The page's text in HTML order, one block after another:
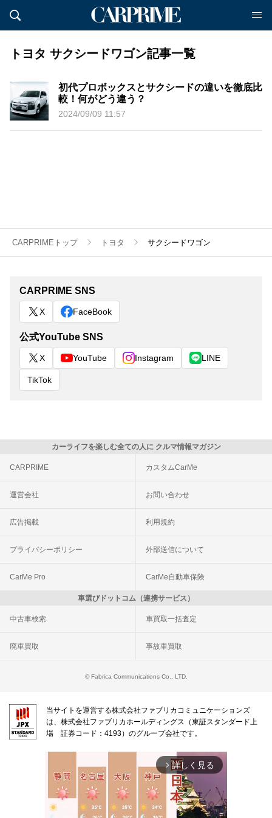
トヨタ サクシードワゴン記事一覧
初代プロボックスとサクシードの違いを徹底比
較！何がどう違う？
2024/09/09 11:57
CARPRIMEトップ トヨタ サクシードワゴン
CARPRIME SNS
X FaceBook
公式YouTube SNS
X YouTube Instagram LINE
TikTok
カーライフを楽しむ全ての人に クルマ情報マガジン
CARPRIME カスタムCarMe
運営会社 お問い合わせ
広告掲載 利用規約
プライバシーポリシー 外部送信について
CarMe Pro CarMe自動車保険
車選びドットコム（連携サービス）
中古車検索 車買取一括査定
廃車買取 事故車買取
© Fabrica Communications Co., LTD.
当サイトを運営する株式会社ファブリカコミュニケーションズ
は、株式会社ファブリカホールディングス（東証スタンダード上
場 証券コード：4193）のグループ会社です。
arrow_forward_ios 詳しく見る